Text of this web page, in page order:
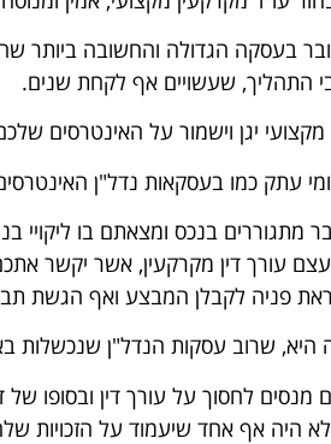
בעסקה הגדולה והחשובה ביותר
התהליך, שעשויים אף לקחת שנים.
מקצועי יגן וישמור על האינטרסים
עתק כמו בעסקאות נדל"ן
מתגוררים בנכס ומצאתם בו ליקויי
עורך דין מקרקעין, אשר יקשר
פניה לקבלן המבצע ואף הגשת
שרוב עסקות הנדל"ן שנכשלות
מנסים לחסוך על עורך דין ובסופו
היה אף אחד שיעמוד על הזכויות